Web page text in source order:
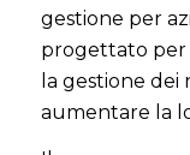
gestione per
progettato per
la gestione dei
aumentare la